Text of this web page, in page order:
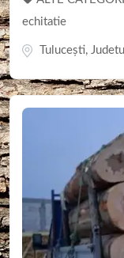
echitatie
Tulucești,